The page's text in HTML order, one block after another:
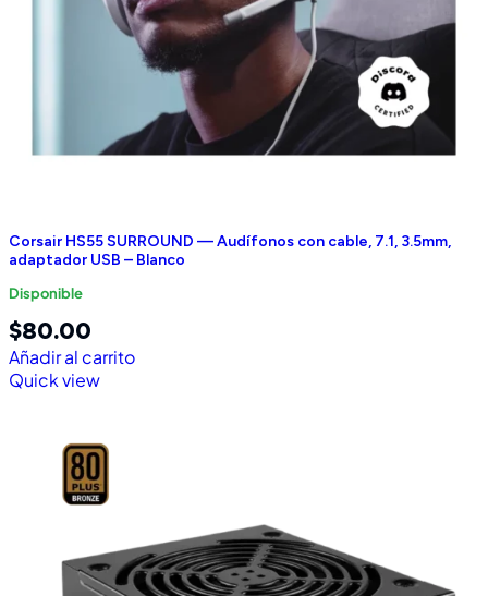
Corsair HS55 SURROUND — Audífonos con cable, 7.1, 3.5mm,
adaptador USB – Blanco
Disponible
$80.00
Añadir al carrito
Quick view